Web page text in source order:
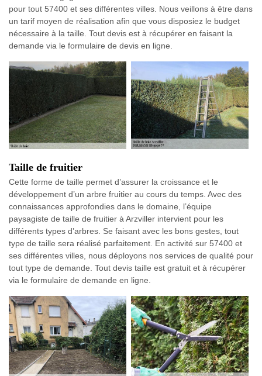
pour tout 57400 et ses différentes villes. Nous veillons à être dans
un tarif moyen de réalisation afin que vous disposiez le budget
nécessaire à la taille. Tout devis est à récupérer en faisant la
demande via le formulaire de devis en ligne.
Taille de fruitier
Cette forme de taille permet d’assurer la croissance et le
développement d’un arbre fruitier au cours du temps. Avec des
connaissances approfondies dans le domaine, l’équipe
paysagiste de taille de fruitier à Arzviller intervient pour les
différents types d’arbres. Se faisant avec les bons gestes, tout
type de taille sera réalisé parfaitement. En activité sur 57400 et
ses différentes villes, nous déployons nos services de qualité pour
tout type de demande. Tout devis taille est gratuit et à récupérer
via le formulaire de demande en ligne.